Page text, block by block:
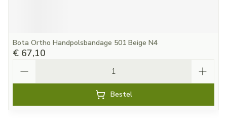
Bota Ortho Handpolsbandage 501 Beige N4
€ 67,10
Bestel